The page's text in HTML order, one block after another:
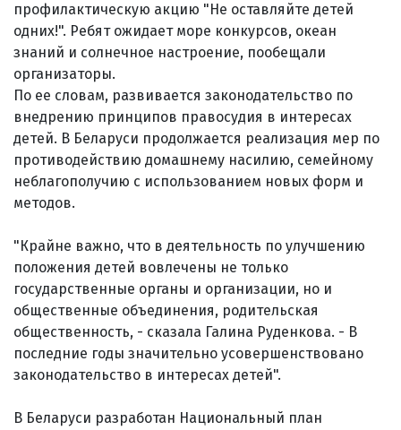
профилактическую акцию "Не оставляйте детей
одних!". Ребят ожидает море конкурсов, океан
знаний и солнечное настроение, пообещали
организаторы.
По ее словам, развивается законодательство по
внедрению принципов правосудия в интересах
детей. В Беларуси продолжается реализация мер по
противодействию домашнему насилию, семейному
неблагополучию с использованием новых форм и
методов.
"Крайне важно, что в деятельность по улучшению
положения детей вовлечены не только
государственные органы и организации, но и
общественные объединения, родительская
общественность, - сказала Галина Руденкова. - В
последние годы значительно усовершенствовано
законодательство в интересах детей".
В Беларуси разработан Национальный план